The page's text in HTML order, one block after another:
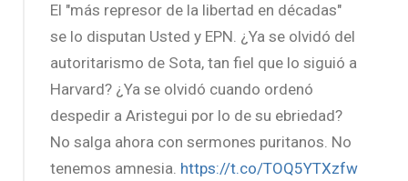
El "más represor de la libertad en décadas"
se lo disputan Usted y EPN. ¿Ya se olvidó del
autoritarismo de Sota, tan fiel que lo siguió a
Harvard? ¿Ya se olvidó cuando ordenó
despedir a Aristegui por lo de su ebriedad?
No salga ahora con sermones puritanos. No
tenemos amnesia. https://t.co/TOQ5YTXzfw